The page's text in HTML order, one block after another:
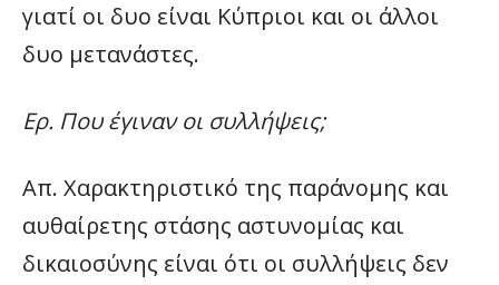
γιατί οι δυο είναι Κύπριοι και οι άλλοι
δυο μετανάστες.
Ερ. Που έγιναν οι συλλήψεις;
Απ. Χαρακτηριστικό της παράνομης και
αυθαίρετης στάσης αστυνομίας και
δικαιοσύνης είναι ότι οι συλλήψεις δεν